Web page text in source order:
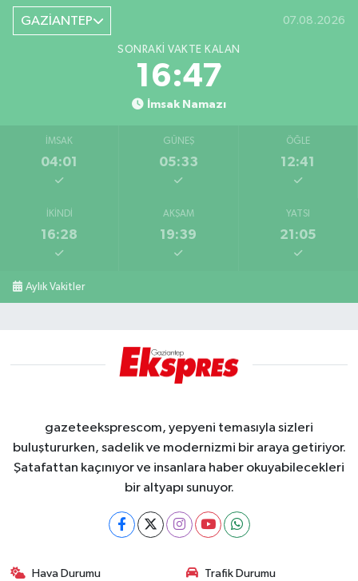
GAZİANTEP 07.08.2026
SONRAKI VAKTE KALAN
16:47
İmsak Namazı
İMSAK
04:01
GÜNEŞ
05:33
ÖĞLE
12:41
İKINDI
16:28
AKŞAM
19:39
YATSI
21:05
Aylık Vakitler
gazeteeksprescom, yepyeni temasıyla sizleri
buluştururken, sadelik ve modernizmi bir araya getiriyor.
Şatafattan kaçınıyor ve insanlara haber okuyabilecekleri
bir altyapı sunuyor.
Hava Durumu Trafik Durumu